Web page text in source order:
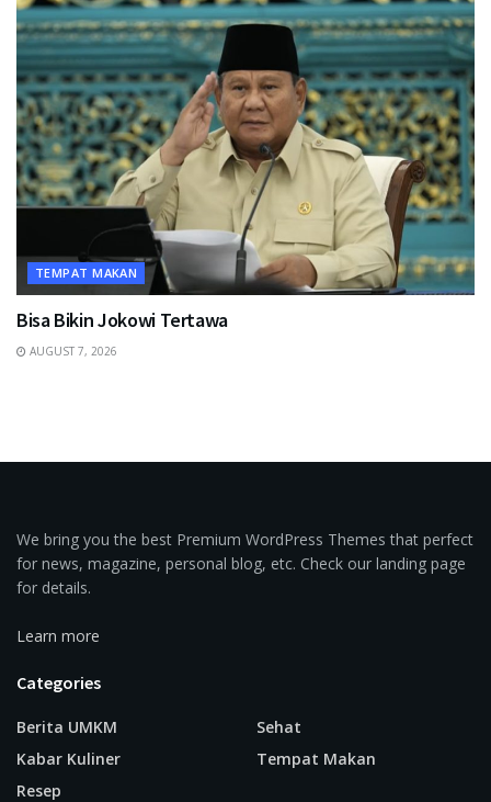
TEMPAT MAKAN
Bisa Bikin Jokowi Tertawa
AUGUST 7, 2026
We bring you the best Premium WordPress Themes that perfect
for news, magazine, personal blog, etc. Check our landing page
for details.
Learn more
Categories
Berita UMKM
Kabar Kuliner
Resep
Sehat
Tempat Makan